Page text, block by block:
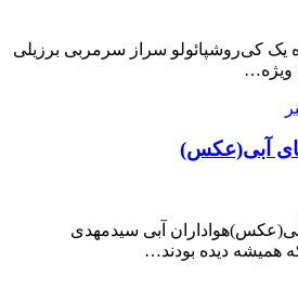
یک کی‌روشپائولو سراز سرمربی برزیلی
ویژه…
آبی(عکس)
آبی سیدمهدی
همیشه دیده بودند…